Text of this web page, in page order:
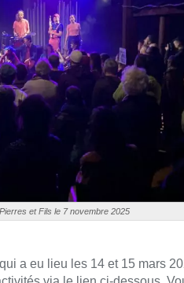
et Fils le 7 novembre 2025
a eu lieu les 14 et 15 mars